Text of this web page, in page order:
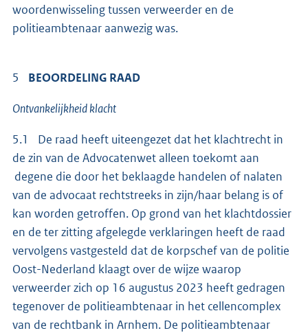
woordenwisseling tussen verweerder en de
politieambtenaar aanwezig was.
5 BEOORDELING RAAD
Ontvankelijkheid klacht
5.1 De raad heeft uiteengezet dat het klachtrecht in
de zin van de Advocatenwet alleen toekomt aan
degene die door het beklaagde handelen of nalaten
van de advocaat rechtstreeks in zijn/haar belang is of
kan worden getroffen. Op grond van het klachtdossier
en de ter zitting afgelegde verklaringen heeft de raad
vervolgens vastgesteld dat de korpschef van de politie
Oost-Nederland klaagt over de wijze waarop
verweerder zich op 16 augustus 2023 heeft gedragen
tegenover de politieambtenaar in het cellencomplex
van de rechtbank in Arnhem. De politieambtenaar